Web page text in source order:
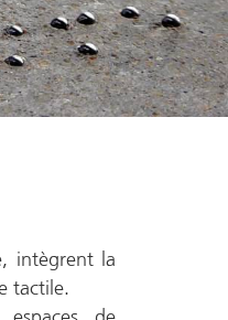
intègrent la
tactile.